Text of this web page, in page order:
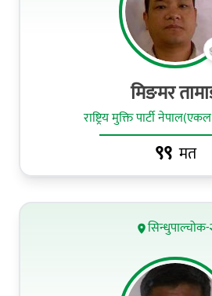
मिङमर
राष्ट्रिय मुक्ति पार्टी
९९ मत